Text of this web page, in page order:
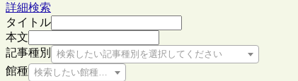
詳細検索
タイトル
本文
記事種別
検索したい記事種別を選択してください
館種 検索したい館種を選択してください